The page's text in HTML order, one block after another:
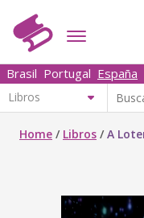
Brasil Portugal España
Home / Libros /A